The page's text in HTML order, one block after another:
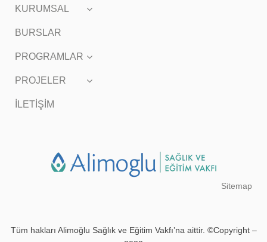
KURUMSAL
BURSLAR
PROGRAMLAR
PROJELER
İLETİŞİM
Sitemap
Tüm hakları Alimoğlu Sağlık ve Eğitim Vakfı’na aittir. ©Copyright –